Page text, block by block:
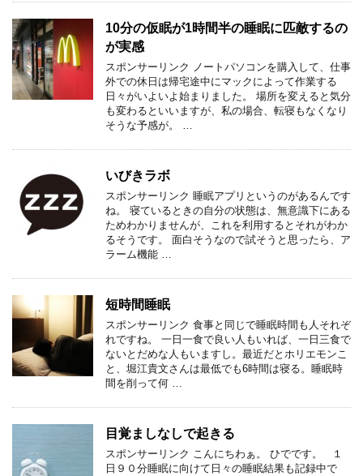
10分の仮眠が1時間半の睡眠に匹敵するの
が実感
スポンサーリンク ノートパソコンを購入して、仕事
外での休日は帰宅途中にマックによって作業する
日々がいよいよ始まりました。 場所を変えると気分
も変わるといいますが、私の場合、転寝もなくなり
そうな予感が。 …
いびきラボ
スポンサーリンク 睡眠アプリというのがあるんです
ね。 寝ているときの自分の状態は、無意識下にある
ためわかりませんが、これを利用するとそれがわか
るそうです。 面白そうなので試そうと思ったら、ア
ラーム機能 …
短時間睡眠
スポンサーリンク 食事と同じで睡眠時間も人それぞ
れですね。 一日一食で良い人もいれば、一日三食で
ないとだめな人もいますし。最近だとホリエモンこ
と、堀江貴文さんは最低でも6時間は寝る。睡眠時
間を削って何 …
目覚ましなしで起きる
スポンサーリンク こんにちわぁ。 ひでです。 １
日９０分睡眠に向けて日々の睡眠結果も記録中で